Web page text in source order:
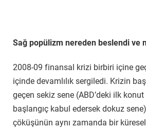
Sağ popülizm nereden beslendi ve
2008-09 finansal krizi birbiri içine
içinde devamlılık sergiledi. Krizin
geçen sekiz sene (ABD’deki ilk
başlangıç kabul edersek dokuz
çöküşünün aynı zamanda bir küresel